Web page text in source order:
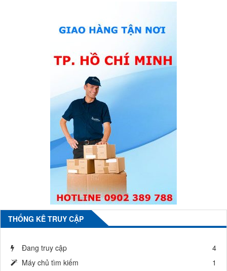
THỐNG KÊ TRUY CẬP
Đang truy cập
4
Máy chủ tìm kiếm
1